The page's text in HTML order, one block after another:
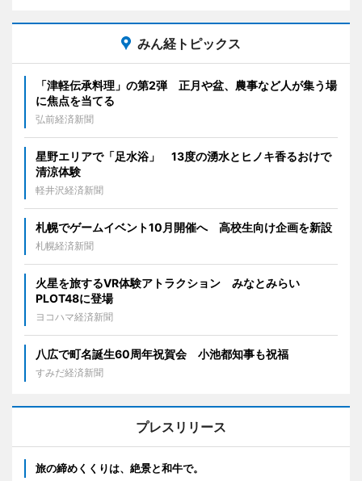
みん経トピックス
「津軽伝承料理」の第2弾 正月や盆、農事など人が集う場
に焦点を当てる
弘前経済新聞
星野エリアで「足水浴」 13度の湧水とヒノキ香るおけで
清涼体験
軽井沢経済新聞
札幌でゲームイベント10月開催へ 高校生向け企画を新設
札幌経済新聞
火星を旅するVR体験アトラクション みなとみらい
PLOT48に登場
ヨコハマ経済新聞
八広で町名誕生60周年祝賀会 小池都知事も祝福
すみだ経済新聞
プレスリリース
旅の締めくくりは、絶景と和牛で。